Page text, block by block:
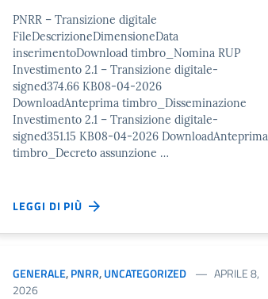
PNRR – Transizione digitale
FileDescrizioneDimensioneData
inserimentoDownload timbro_Nomina RUP
Investimento 2.1 – Transizione digitale-
signed374.66 KB08-04-2026
DownloadAnteprima timbro_Disseminazione
Investimento 2.1 – Transizione digitale-
signed351.15 KB08-04-2026 DownloadAnteprima
timbro_Decreto assunzione …
LEGGI DI PIÙ
GENERALE,PNRR,UNCATEGORIZED
APRILE 8,
2026